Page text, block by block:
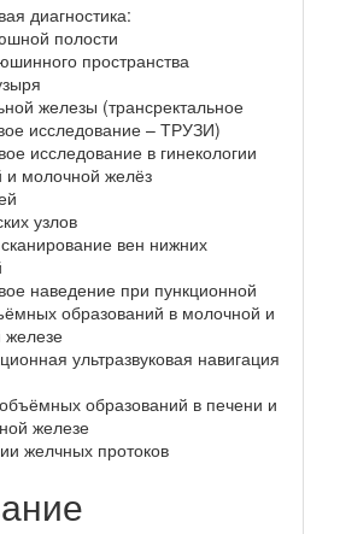
диагностика:
полости
пространства
железы (трансректальное
исследование – ТРУЗИ)
исследование в гинекологии
и молочной желёз
узлов
вен нижних
наведение при пункционной
образований в молочной и
железе
ультразвуковая навигация
образований в печени и
железе
желчных протоков